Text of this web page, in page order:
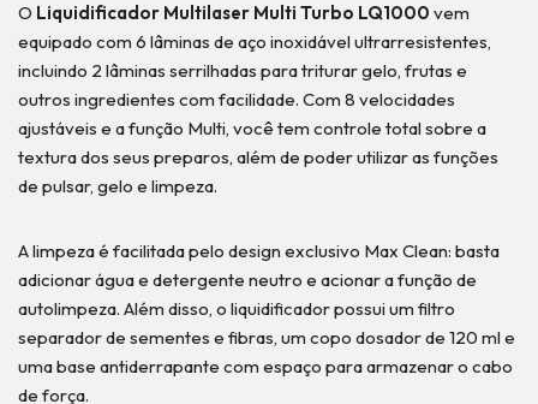
O Liquidificador Multilaser Multi Turbo LQ1000 vem
equipado com 6 lâminas de aço inoxidável ultrarresistentes,
incluindo 2 lâminas serrilhadas para triturar gelo, frutas e
outros ingredientes com facilidade. Com 8 velocidades
ajustáveis e a função Multi, você tem controle total sobre a
textura dos seus preparos, além de poder utilizar as funções
de pulsar, gelo e limpeza.
A limpeza é facilitada pelo design exclusivo Max Clean: basta
adicionar água e detergente neutro e acionar a função de
autolimpeza. Além disso, o liquidificador possui um filtro
separador de sementes e fibras, um copo dosador de 120 ml e
uma base antiderrapante com espaço para armazenar o cabo
de força.